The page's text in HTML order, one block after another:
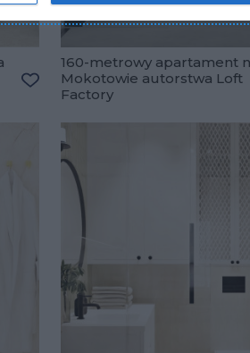
Dodaj do ulubionych
160-metrowy apartament
Mokotowie autorstwa Loft
Factory